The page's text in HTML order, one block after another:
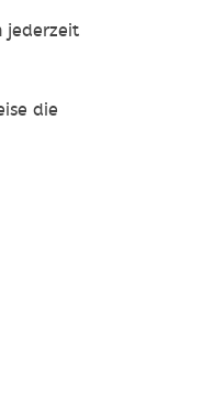
jederzeit
die